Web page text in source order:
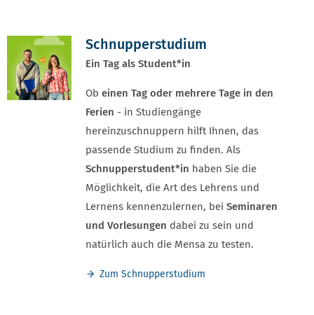
Schnupperstudium
Ein Tag als Student*in
Ob einen Tag oder mehrere Tage in den
Ferien - in Studiengänge
hereinzuschnuppern hilft Ihnen, das
passende Studium zu finden. Als
Schnupperstudent*in haben Sie die
Möglichkeit, die Art des Lehrens und
Lernens kennenzulernen, bei Seminaren
und Vorlesungen dabei zu sein und
natürlich auch die Mensa zu testen.
Zum Schnupperstudium